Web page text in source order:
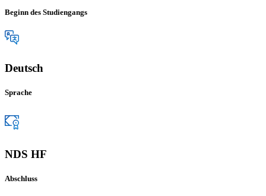
Beginn des Studiengangs
Deutsch
Sprache
NDS HF
Abschluss